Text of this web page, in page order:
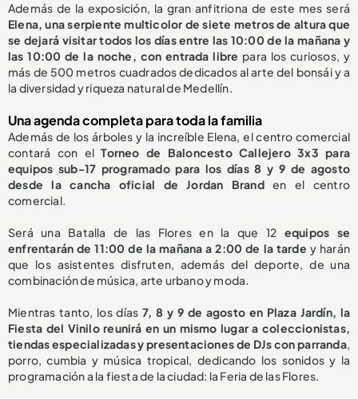
Además de la exposición, la gran anfitriona de este mes será
Elena, una serpiente multicolor de siete metros de altura que
se dejará visitar todos los días entre las 10:00 de la mañana y
las 10:00 de la noche, con entrada libre para los curiosos, y
más de 500 metros cuadrados dedicados al arte del bonsái y a
la diversidad y riqueza natural de Medellín.
Una agenda completa para toda la familia
Además de los árboles y la increíble Elena, el centro comercial
contará con elTorneo de Baloncesto Callejero 3x3 para
equipos sub-17 programado para los días 8 y 9 de agosto
desde la cancha oficial de Jordan Branden el centro
comercial.
Será una Batalla de las Flores en la que 12 equipos se
enfrentarán de 11:00 de la mañana a 2:00 de la tarde y harán
que los asistentes disfruten, además del deporte, de una
combinación de música, arte urbano y moda.
Mientras tanto, los días 7, 8 y 9 de agosto en Plaza Jardín, la
Fiesta del Vinilo reunirá en un mismo lugar a coleccionistas,
tiendas especializadas y presentaciones de DJs con parranda,
porro, cumbia y música tropical, dedicando los sonidos y la
programación a la fiesta de la ciudad: la Feria de las Flores.